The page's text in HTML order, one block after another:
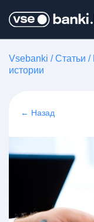
Vsebanki /Статьи /
истории
← Назад